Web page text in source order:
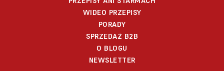
WIDEO PRZEPISY
PORADY
SPRZEDAŻ B2B
O BLOGU
NEWSLETTER